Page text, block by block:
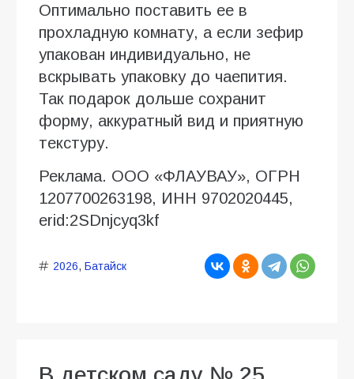
Оптимально поставить ее в
прохладную комнату, а если зефир
упакован индивидуально, не
вскрывать упаковку до чаепития.
Так подарок дольше сохранит
форму, аккуратный вид и приятную
текстуру.
Реклама. ООО «ФЛАУВАУ», ОГРН
1207700263198, ИНН 9702020445,
erid:2SDnjcyq3kf
2026, Батайск